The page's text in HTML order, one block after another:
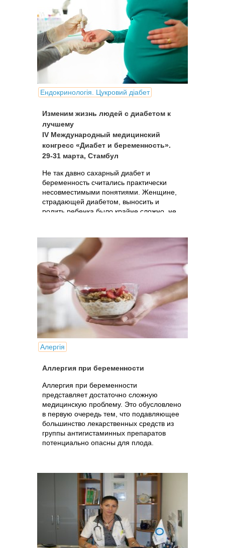
Ендокринологія. Цукровий діабет
Изменим жизнь людей с диабетом к
лучшему
IV Международный медицинский
конгресс «Диабет и беременность».
29-31 марта, Стамбул
Не так давно сахарный диабет и
беременность считались практически
несовместимыми понятиями. Женщине,
страдающей диабетом, выносить и
родить ребенка было крайне сложно, не
Алергія
Аллергия при беременности
Аллергия при беременности
представляет достаточно сложную
медицинскую проблему. Это обусловлено
в первую очередь тем, что подавляющее
большинство лекарственных средств из
группы антигистаминных препаратов
потенциально опасны для плода.